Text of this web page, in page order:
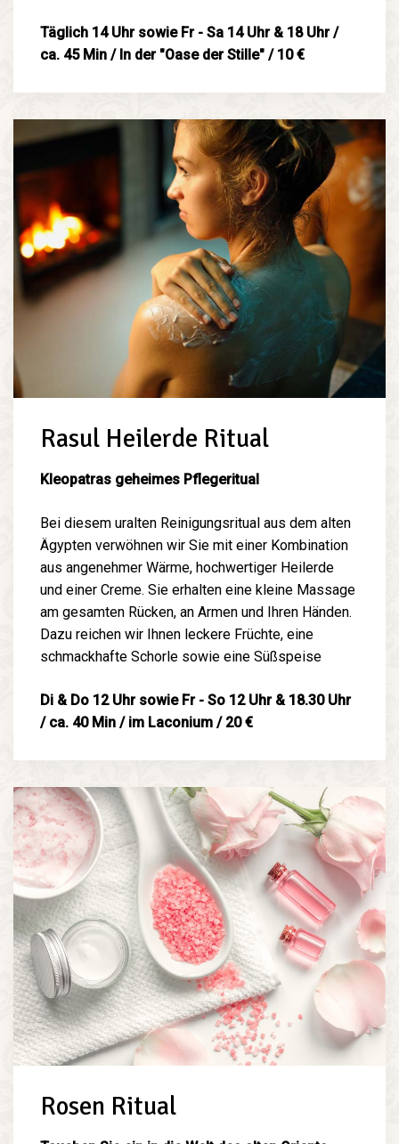
Täglich 14 Uhr sowie Fr - Sa 14 Uhr & 18 Uhr /
ca. 45 Min / In der "Oase der Stille" / 10 €
Rasul Heilerde Ritual
Kleopatras geheimes Pflegeritual
Bei diesem uralten Reinigungsritual aus dem alten
Ägypten verwöhnen wir Sie mit einer Kombination
aus angenehmer Wärme, hochwertiger Heilerde
und einer Creme. Sie erhalten eine kleine Massage
am gesamten Rücken, an Armen und Ihren Händen.
Dazu reichen wir Ihnen leckere Früchte, eine
schmackhafte Schorle sowie eine Süßspeise
Di & Do 12 Uhr sowie Fr - So 12 Uhr & 18.30 Uhr
/ ca. 40 Min / im Laconium / 20 €
Rosen Ritual